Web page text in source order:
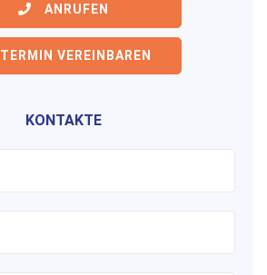
ANRUFEN
TERMIN VEREINBAREN
KONTAKTE